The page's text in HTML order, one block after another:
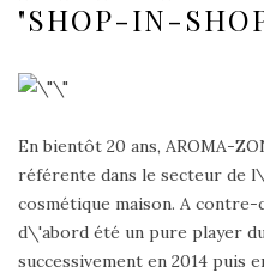
"SHOP-IN-
En bientôt 20 ans, AROMA-
référente dans le secteur de
cosmétique maison. A contre-
d\'abord été un pure player
successivement en 2014 puis